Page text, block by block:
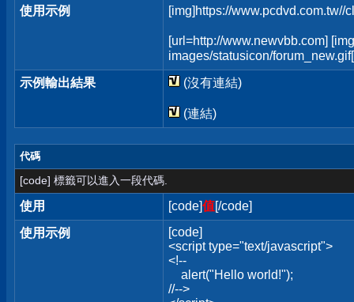
使用示例
[img]https://www.pcdvd.com.tw//
[url=http://www.newvbb.com]
images/statusicon/
示例輸出結果
(沒有連結)
(連結)
代碼
[code] 標籤可以進入一段代碼.
使用 [code]值[/code]
使用示例
[code]
<script type="text/javascript">
<!--
alert("Hello world!");
//-->